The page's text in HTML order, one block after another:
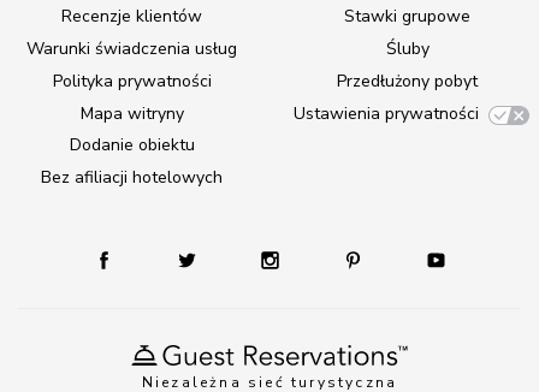
Niezależna sieć turystyczna
Recenzje klientów
Warunki świadczenia usług
Polityka prywatności
Mapa witryny
Dodanie obiektu
Bez afiliacji hotelowych
Stawki grupowe
Śluby
Przedłużony pobyt
Ustawienia prywatności